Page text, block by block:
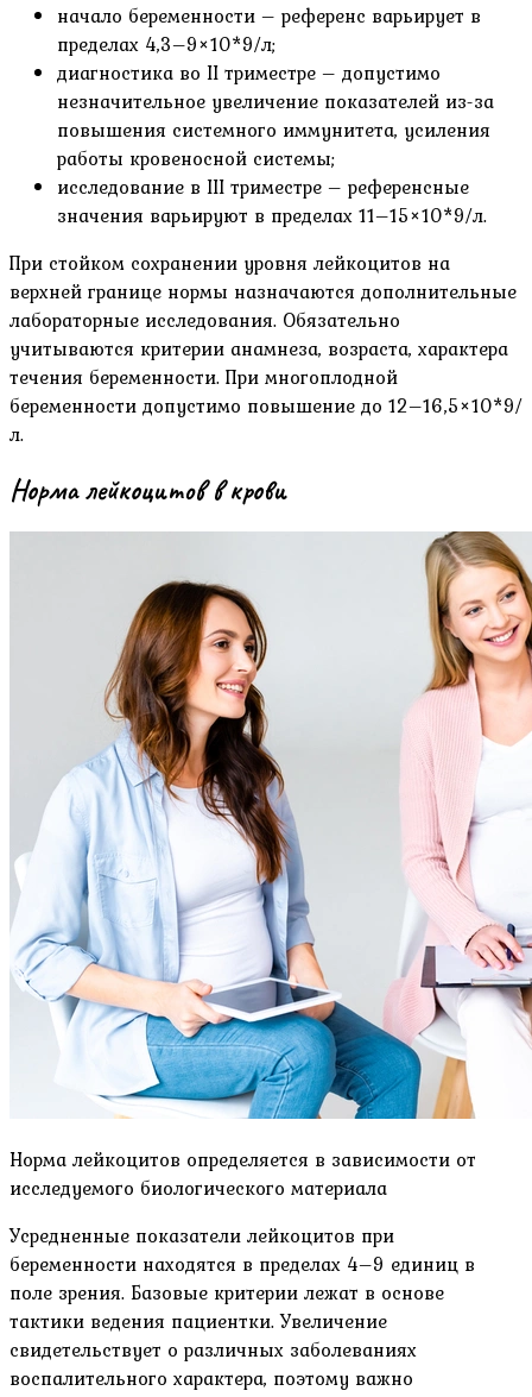
начало беременности – референс варьирует в
пределах 4,3–9×10*9/л;
диагностика во II триместре – допустимо
незначительное увеличение показателей из-за
повышения системного иммунитета, усиления
работы кровеносной системы;
исследование в III триместре – референсные
значения варьируют в пределах 11–15×10*9/л.
При стойком сохранении уровня лейкоцитов на
верхней границе нормы назначаются дополнительные
лабораторные исследования. Обязательно
учитываются критерии анамнеза, возраста, характера
течения беременности. При многоплодной
беременности допустимо повышение до 12–16,5×10*9/
л.
Норма лейкоцитов в крови
Норма лейкоцитов определяется в зависимости от
исследуемого биологического материала
Усредненные показатели лейкоцитов при
беременности находятся в пределах 4–9 единиц в
поле зрения. Базовые критерии лежат в основе
тактики ведения пациентки. Увеличение
свидетельствует о различных заболеваниях
воспалительного характера, поэтому важно